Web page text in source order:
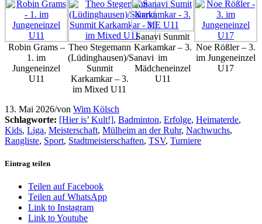
Robin Grams –
1. im
Jungeneinzel
U11
Theo Stegemann
(Lüdinghausen)/Sanavi
Sunmit
Karkamkar – 3.
im Mixed U11
Sanavi Sunmit
Karkamkar – 3.
im
Mädcheneinzel
U11
Noe Rößler – 3.
im Jungeneinzel
U17
13. Mai 2026/von Wim Kölsch
Schlagworte: [Hier is’ Kult!], Badminton, Erfolge, Heimaterde,
Kids, Liga, Meisterschaft, Mülheim an der Ruhr, Nachwuchs,
Rangliste, Sport, Stadtmeisterschaften, TSV, Turniere
Eintrag teilen
Teilen auf Facebook
Teilen auf WhatsApp
Link to Instagram
Link to Youtube